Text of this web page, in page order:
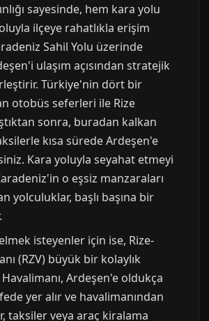
sayesinde, hem kara yolu
ilçeye rahatlıkla erişim
Sahil Yolu üzerinde
ulaşım açısından stratejik
Türkiye'nin dört bir
otobüs seferleri ile Rize
sonra, buradan kalkan
kısa sürede Ardeşen'e
Kara yoluyla seyahat etmeyi
o eşsiz manzaraları
yolculuklar, başlı başına bir
isteyenler için ise, Rize-
(RZV) büyük bir kolaylık
Ardeşen'e oldukça
yer alır ve havalimanından
taksiler veya araç kiralama